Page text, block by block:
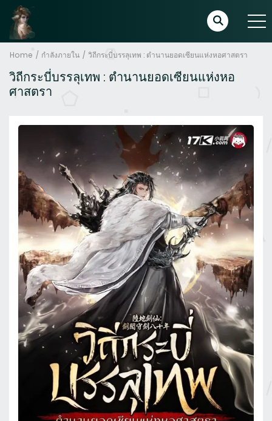
Home กำลังภายใน วิถีกระบี่บรรลุเทพ : ตำนานยอดเซียนแห่งหอศาสตรา
วิถีกระบี่บรรลุเทพ : ตำนานยอดเซียนแห่งหอ
ศาสตรา